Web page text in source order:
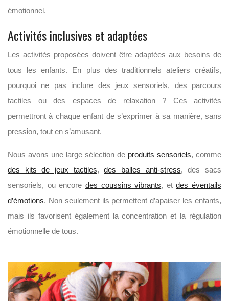
émotionnel.
Activités inclusives et adaptées
Les activités proposées doivent être adaptées aux besoins de
tous les enfants. En plus des traditionnels ateliers créatifs,
pourquoi ne pas inclure des jeux sensoriels, des parcours
tactiles ou des espaces de relaxation ? Ces activités
permettront à chaque enfant de s’exprimer à sa manière, sans
pression, tout en s’amusant.
Nous avons une large sélection de produits sensoriels, comme
des kits de jeux tactiles,des balles anti-stress, des sacs
sensoriels, ou encore des coussins vibrants, etdes éventails
d’émotions. Non seulement ils permettent d’apaiser les enfants,
mais ils favorisent également la concentration et la régulation
émotionnelle de tous.